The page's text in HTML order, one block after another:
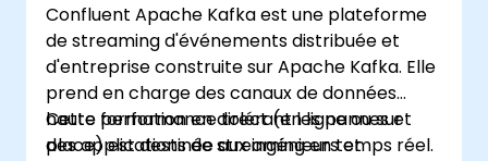
Confluent Apache Kafka est une plateforme
de streaming d'événements distribuée et
d'entreprise construite sur Apache Kafka. Elle
prend en charge des canaux de données
haute performance tolérant les pannes et
des applications de streaming en temps réel.
Cette formation en direct (en ligne ou sur
place) est destinée aux ingénieurs et